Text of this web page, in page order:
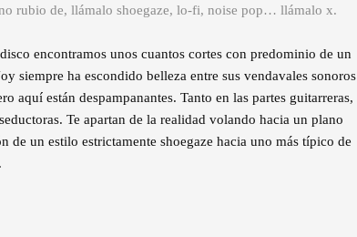
rubio de, llámalo shoegaze, lo-fi, noise pop… llámalo x.
encontramos unos cuantos cortes con predominio de un
siempre ha escondido belleza entre sus vendavales sonoros
aquí están despampanantes. Tanto en las partes guitarreras,
Te apartan de la realidad volando hacia un plano
de un estilo estrictamente shoegaze hacia uno más típico de